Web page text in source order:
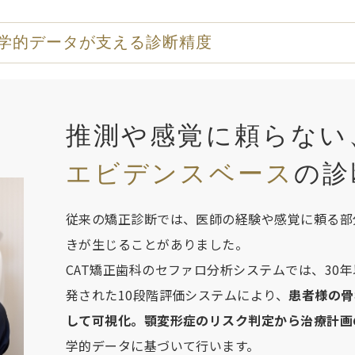
的データが支える診断精度
推測や感覚に頼らない
エビデンスベース の
従来の矯正診断では、医師の経験や感覚に頼る
きが生じることがありました。
CAT矯正歯科のセファロ分析システムでは、30
発された10段階評価システムにより、 患者様の
して可視化。顎変形症のリスク判定から治療計
学的データに基づいて行います。